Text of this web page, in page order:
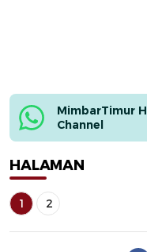
MimbarTimur
Channel
HALAMAN
1 2